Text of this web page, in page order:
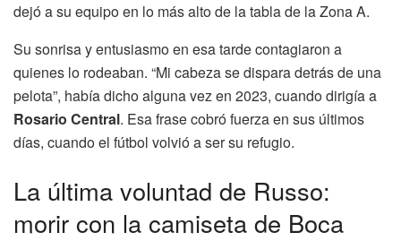
dejó a su equipo en lo más alto de la tabla de la Zona A.
Su sonrisa y entusiasmo en esa tarde contagiaron a
quienes lo rodeaban. “Mi cabeza se dispara detrás de una
pelota”, había dicho alguna vez en 2023, cuando dirigía a
Rosario Central. Esa frase cobró fuerza en sus últimos
días, cuando el fútbol volvió a ser su refugio.
La última voluntad de Russo:
morir con la camiseta de Boca